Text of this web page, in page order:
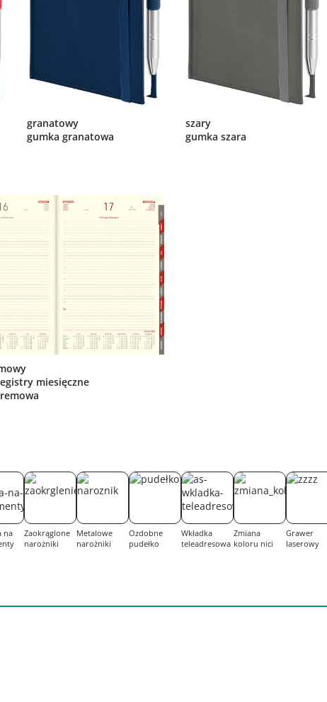
granatowy
gumka granatowa
szary
gumka szara
miesięczne
na
Zaokrąglone
narożniki
Metalowe
narożniki
Ozdobne
pudełko
Wkładka
teleadresowa
Zmiana
koloru nici
Grawer
laserowy